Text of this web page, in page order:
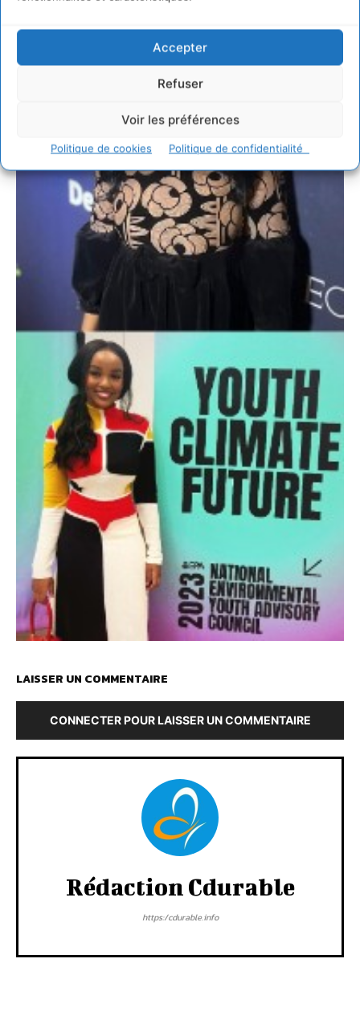
Accepter
Refuser
Voir les préférences
Politique de cookies Politique de confidentialité
LAISSER UN COMMENTAIRE
CONNECTER POUR LAISSER UN COMMENTAIRE
Rédaction Cdurable
https:/cdurable.info